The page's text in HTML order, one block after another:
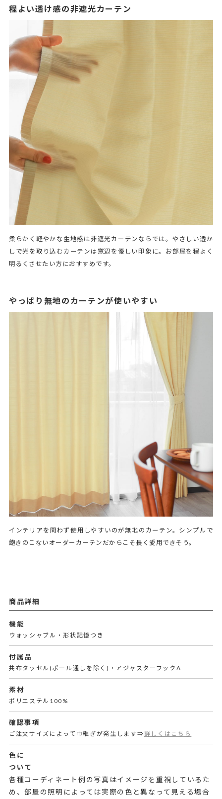
程よい透け感の非遮光カーテン
柔らかく軽やかな生地感は非遮光カーテンならでは。やさしい透か
しで光を取り込むカーテンは窓辺を優しい印象に。お部屋を程よく
明るくさせたい方におすすめです。
やっぱり無地のカーテンが使いやすい
インテリアを問わず使用しやすいのが無地のカーテン。シンプルで
飽きのこないオーダーカーテンだからこそ長く愛用できそう。
商品詳細
機能
ウォッシャブル・形状記憶つき
付属品
共布タッセル(ポール通しを除く)・アジャスターフックA
素材
ポリエステル100%
確認事項
ご注文サイズによって巾継ぎが発生します⇒詳しくはこちら
色に
ついて
各種コーディネート例の写真はイメージを重視しているた
め、部屋の照明によっては実際の色と異なって見える場合